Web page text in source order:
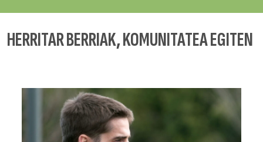
HERRITAR BERRIAK, KOMUNITATEA EGITEN